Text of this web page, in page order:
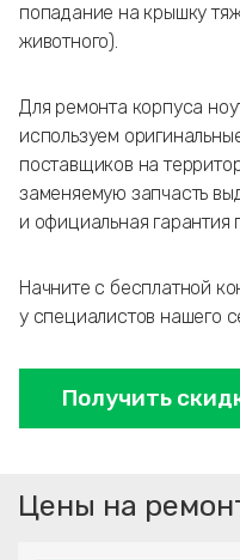
попадание на крышку
животного).
Для ремонта корпуса
используем
поставщиков на
заменяемую запчасть
и официальная гарантия
Начните с бесплатной
у специалистов нашего
Получить
Цены на